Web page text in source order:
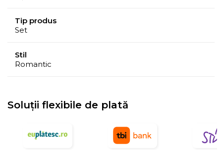
Tip produs
Set
Stil
Romantic
Soluții flexibile de plată